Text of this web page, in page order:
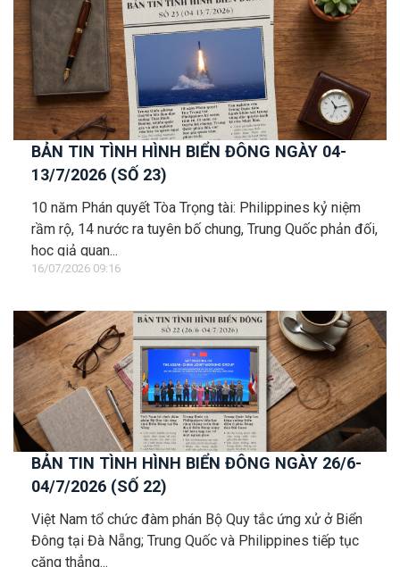
BẢN TIN TÌNH HÌNH BIỂN ĐÔNG NGÀY 04-
13/7/2026 (SỐ 23)
10 năm Phán quyết Tòa Trọng tài: Philippines kỷ niệm
rầm rộ, 14 nước ra tuyên bố chung, Trung Quốc phản đối,
học giả quan...
16/07/2026 09:16
BẢN TIN TÌNH HÌNH BIỂN ĐÔNG NGÀY 26/6-
04/7/2026 (SỐ 22)
Việt Nam tổ chức đàm phán Bộ Quy tắc ứng xử ở Biển
Đông tại Đà Nẵng; Trung Quốc và Philippines tiếp tục
căng thẳng...